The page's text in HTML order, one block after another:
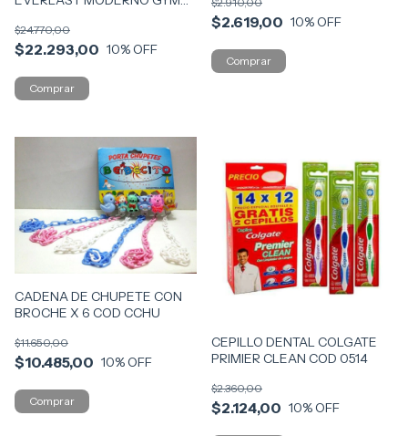
$22.293,00
$24.770,00
10% OFF
$2.619,00 10% OFF
CADENA DE CHUPETE CON
BROCHE X 6 COD CCHU
$10.485,00
$11.650,00
10% OFF
CEPILLO DENTAL COLGATE
PRIMIER CLEAN COD 0514
$2.124,00
$2.360,00
10% OFF